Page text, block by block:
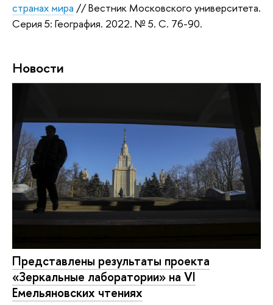
странах мира // Вестник Московского университета.
Серия 5: География. 2022. № 5. C. 76-90.
Новости
Представлены результаты проекта
«Зеркальные лаборатории» на VI
Емельяновских чтениях